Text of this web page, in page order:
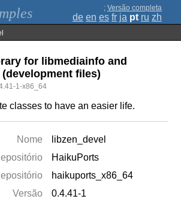
; Versão completa
de en es fr ja pt ru zh
for libmediainfo and
files)
1-x86_64
classes to have an easier life.
Nome
libzen_devel
HaikuPorts
haikuports_x86_64
Versão
0.4.41-1